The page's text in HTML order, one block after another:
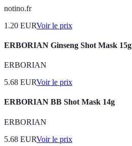
notino.fr
1.20 EURVoir le prix
ERBORIAN Ginseng Shot Mask 15g
ERBORIAN
5.68 EURVoir le prix
ERBORIAN BB Shot Mask 14g
ERBORIAN
5.68 EURVoir le prix